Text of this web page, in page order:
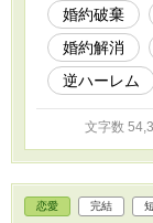
婚約破棄
婚約解消
逆ハーレム
文字数
恋愛 完結